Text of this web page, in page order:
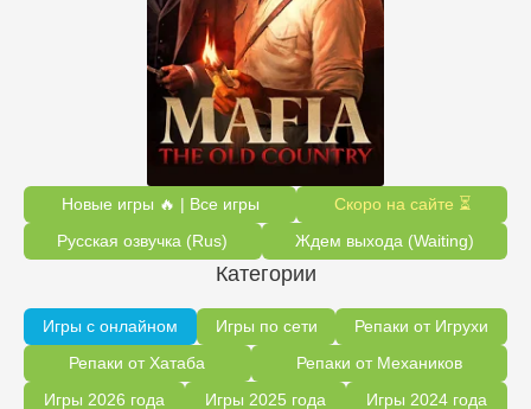
Новые игры 🔥 | Все игры
Скоро на сайте ⏳
Русская озвучка (Rus)
Ждем выхода (Waiting)
Категории
Игры с онлайном Игры по сети
Репаки от Игрухи
Репаки от Хатаба
Репаки от Механиков
Игры 2026 года
Игры 2025 года
Игры 2024 года